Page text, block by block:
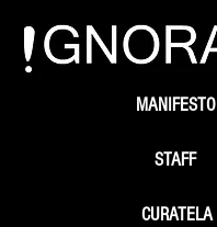
STAFF
MANIFESTO
CURATELA